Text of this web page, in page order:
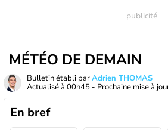
MÉTÉO DE DEMAIN
Bulletin établi parAdrien THOMAS
Actualisé à 00h45 - Prochaine mise à
En bref